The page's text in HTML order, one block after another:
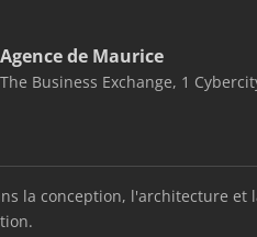
Agence de Maurice
The Business Exchange, 1
la conception, l'architecture